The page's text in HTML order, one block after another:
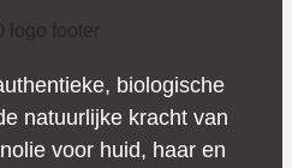
biologische
natuurlijke kracht van
voor huid, haar en